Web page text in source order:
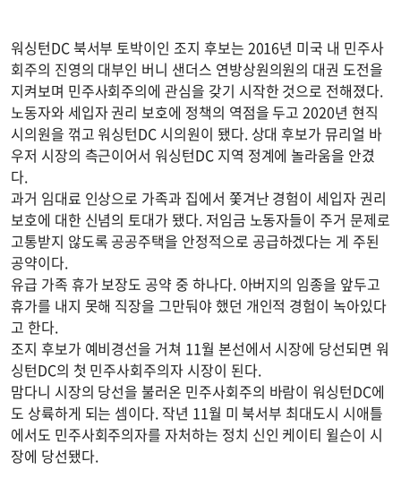
워싱턴DC 북서부 토박이인 조지 후보는 2016년 미국 내 민주사
회주의 진영의 대부인 버니 샌더스 연방상원의원의 대권 도전을
지켜보며 민주사회주의에 관심을 갖기 시작한 것으로 전해졌다.
노동자와 세입자 권리 보호에 정책의 역점을 두고 2020년 현직
시의원을 꺾고 워싱턴DC 시의원이 됐다. 상대 후보가 뮤리얼 바
우저 시장의 측근이어서 워싱턴DC 지역 정계에 놀라움을 안겼
다.
과거 임대료 인상으로 가족과 집에서 쫓겨난 경험이 세입자 권리
보호에 대한 신념의 토대가 됐다. 저임금 노동자들이 주거 문제로
고통받지 않도록 공공주택을 안정적으로 공급하겠다는 게 주된
공약이다.
유급 가족 휴가 보장도 공약 중 하나다. 아버지의 임종을 앞두고
휴가를 내지 못해 직장을 그만둬야 했던 개인적 경험이 녹아있다
고 한다.
조지 후보가 예비경선을 거쳐 11월 본선에서 시장에 당선되면 워
싱턴DC의 첫 민주사회주의자 시장이 된다.
맘다니 시장의 당선을 불러온 민주사회주의 바람이 워싱턴DC에
도 상륙하게 되는 셈이다. 작년 11월 미 북서부 최대도시 시애틀
에서도 민주사회주의자를 자처하는 정치 신인 케이티 윌슨이 시
장에 당선됐다.